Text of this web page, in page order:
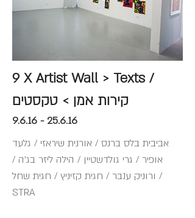
9 X Artist Wall > Texts /
קירות אמן > טקסטים
9.6.16 - 25.6.16
אביבית בלס ברנס / אורנית שיראזי / גלעד
אופיר / גרי גולדשטיין / הילה ליזר בג'ה /
ורוניק ענבר / חגית קזיניץ / חגית שחל /
STRA